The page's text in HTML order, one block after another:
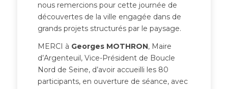
nous remercions pour cette journée de
découvertes de la ville engagée dans de
grands projets structurés par le paysage.
MERCI à Georges MOTHRON, Maire
d’Argenteuil, Vice-Président de Boucle
Nord de Seine, d’avoir accueilli les 80
participants, en ouverture de séance, avec